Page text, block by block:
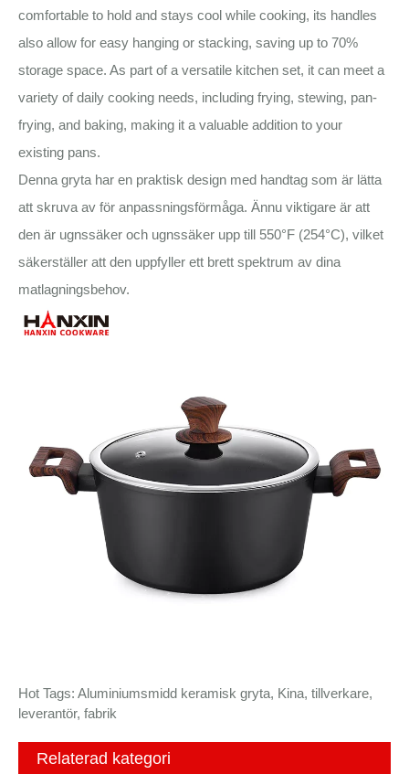
comfortable to hold and stays cool while cooking, its handles
also allow for easy hanging or stacking, saving up to 70%
storage space. As part of a versatile kitchen set, it can meet a
variety of daily cooking needs, including frying, stewing, pan-
frying, and baking, making it a valuable addition to your
existing pans.
Denna gryta har en praktisk design med handtag som är lätta
att skruva av för anpassningsförmåga. Ännu viktigare är att
den är ugnssäker och ugnssäker upp till 550°F (254°C), vilket
säkerställer att den uppfyller ett brett spektrum av dina
matlagningsbehov.
Hot Tags: Aluminiumsmidd keramisk gryta, Kina, tillverkare,
leverantör, fabrik
Relaterad kategori